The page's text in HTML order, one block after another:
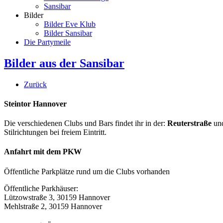
Sansibar
Bilder
Bilder Eve Klub
Bilder Sansibar
Die Partymeile
Bilder aus der Sansibar
Zurück
Steintor Hannover
Die verschiedenen Clubs und Bars findet ihr in der: Reuterstraße
Stilrichtungen bei freiem Eintritt.
Anfahrt mit dem PKW
Öffentliche Parkplätze rund um die Clubs vorhanden
Öffentliche Parkhäuser:
Lützowstraße 3, 30159 Hannover
Mehlstraße 2, 30159 Hannover